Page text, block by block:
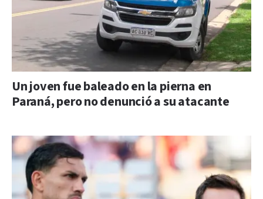
Un joven fue baleado en la pierna en
Paraná, pero no denunció a su atacante